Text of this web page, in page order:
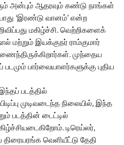
அன்பும் ஆதரவும் கண்டு நாங்கள்
‘இரண்டு வானம்’ என்ற
மகிழ்ச்சி. வெற்றிகளைக்
மற்றும் இயக்குநர் ராம்குமார்
முந்தைய
பார்வையாளர்களுக்கு புதிய
படத்தில்
முடிவடைந்த நிலையில், இந்த
படத்தின் டைட்டில்
டிரெய்லர்,
வெளியீட்டு தேதி